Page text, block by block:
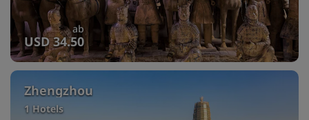
ab
USD 34.50
Zhengzhou
1 Hotels